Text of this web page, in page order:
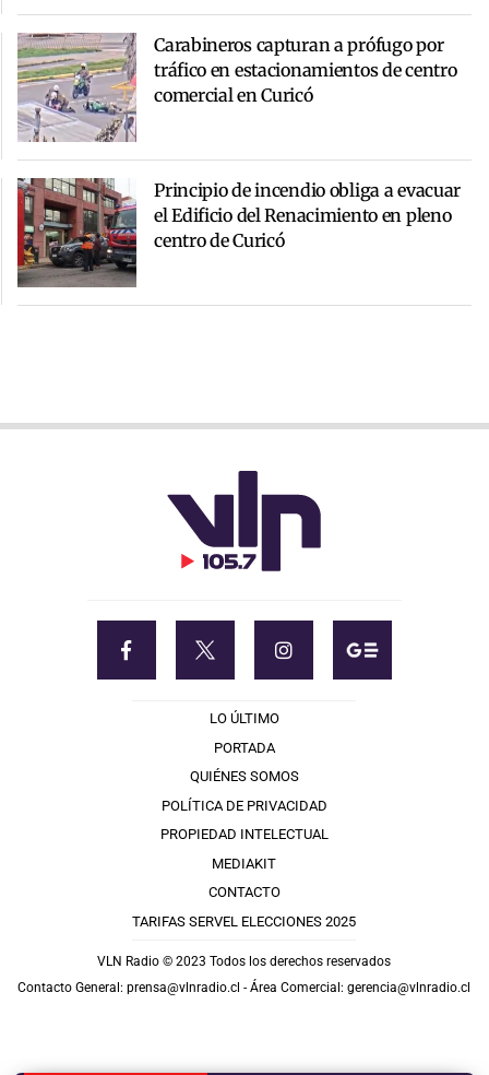
Carabineros capturan a prófugo por
tráfico en estacionamientos de centro
comercial en Curicó
Principio de incendio obliga a evacuar
el Edificio del Renacimiento en pleno
centro de Curicó
LO ÚLTIMO
PORTADA
QUIÉNES SOMOS
POLÍTICA DE PRIVACIDAD
PROPIEDAD INTELECTUAL
MEDIAKIT
CONTACTO
TARIFAS SERVEL ELECCIONES 2025
VLN Radio © 2023 Todos los derechos reservados
Contacto General:prensa@vlnradio.cl - Área Comercial:gerencia@vlnradio.cl